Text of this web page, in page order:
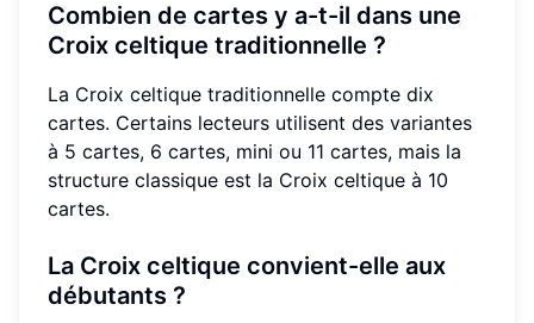
Combien de cartes y a-t-il dans une
Croix celtique traditionnelle ?
La Croix celtique traditionnelle compte dix
cartes. Certains lecteurs utilisent des variantes
à 5 cartes, 6 cartes, mini ou 11 cartes, mais la
structure classique est la Croix celtique à 10
cartes.
La Croix celtique convient-elle aux
débutants ?